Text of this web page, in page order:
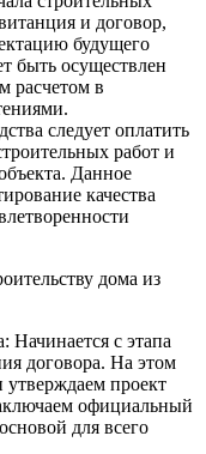
и договор,
будущего
быть осуществлен
расчетом в
следует оплатить
работ и
Данное
качества
дома из
Начинается с этапа
договора. На этом
утверждаем проект
официальный
для всего